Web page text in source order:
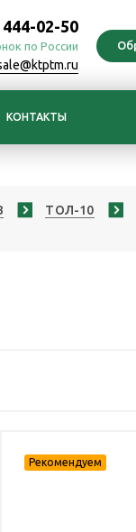
444-02-50
по России
КОНТАКТЫ
ТОЛ-10